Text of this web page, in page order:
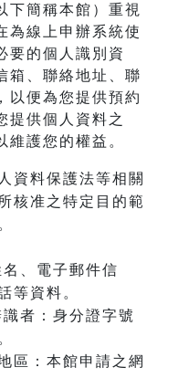
下簡稱本館）重視
為線上申辦系統使
要的個人識別資
箱、聯絡地址、聯
以便為您提供預約
提供個人資料之
護您的權益。
資料保護法等相關
核准之特定目的範
、電子郵件信
等資料。
者：身分證字號
區：本館申請之網